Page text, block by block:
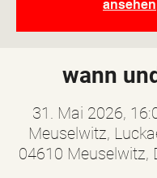
ansehen
wann
31. Mai 2026,
Meuselwitz,
04610 Meuselwitz,